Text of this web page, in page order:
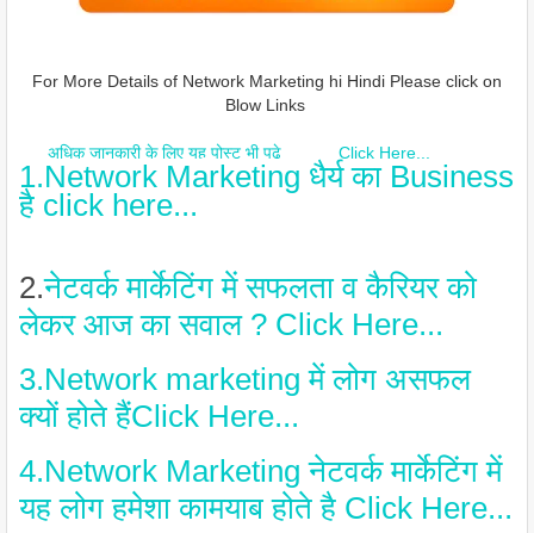
For More Details of Network Marketing hi Hindi Please click on
Blow Links
अधिक जानकारी के लिए यह पोस्ट भी पढ़े Click Here...
1.Network Marketing धैर्य का Business
है click here...
2.नेटवर्क मार्केटिंग में सफलता व कैरियर को
लेकर आज का सवाल ? Click Here...
3.Network marketing में लोग असफल
क्यों होते हैंClick Here...
4.Network Marketing नेटवर्क मार्केटिंग में
यह लोग हमेशा कामयाब होते है Click Here...